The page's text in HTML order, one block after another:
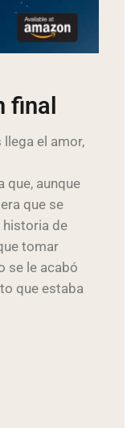
final
el amor,
que, aunque
que se
historia de
tomar
se le acabó
que estaba